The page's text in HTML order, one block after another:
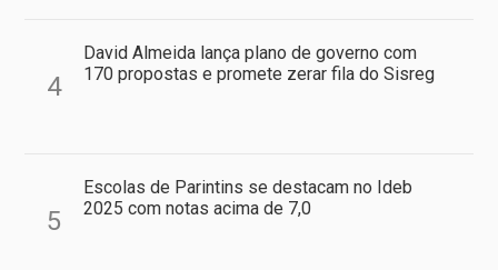
4
David Almeida lança plano de governo com
170 propostas e promete zerar fila do Sisreg
5
Escolas de Parintins se destacam no Ideb
2025 com notas acima de 7,0